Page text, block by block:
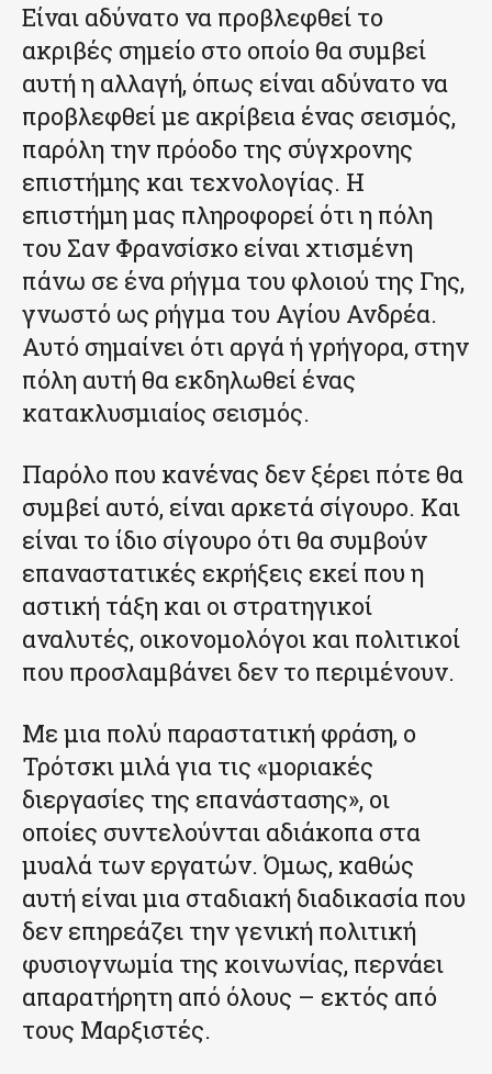
Είναι αδύνατο να προβλεφθεί το
ακριβές σημείο στο οποίο θα συμβεί
αυτή η αλλαγή, όπως είναι αδύνατο να
προβλεφθεί με ακρίβεια ένας σεισμός,
παρόλη την πρόοδο της σύγχρονης
επιστήμης και τεχνολογίας. Η
επιστήμη μας πληροφορεί ότι η πόλη
του Σαν Φρανσίσκο είναι χτισμένη
πάνω σε ένα ρήγμα του φλοιού της Γης,
γνωστό ως ρήγμα του Αγίου Ανδρέα.
Αυτό σημαίνει ότι αργά ή γρήγορα, στην
πόλη αυτή θα εκδηλωθεί ένας
κατακλυσμιαίος σεισμός.
Παρόλο που κανένας δεν ξέρει πότε θα
συμβεί αυτό, είναι αρκετά σίγουρο. Και
είναι το ίδιο σίγουρο ότι θα συμβούν
επαναστατικές εκρήξεις εκεί που η
αστική τάξη και οι στρατηγικοί
αναλυτές, οικονομολόγοι και πολιτικοί
που προσλαμβάνει δεν το περιμένουν.
Με μια πολύ παραστατική φράση, ο
Τρότσκι μιλά για τις «μοριακές
διεργασίες της επανάστασης», οι
οποίες συντελούνται αδιάκοπα στα
μυαλά των εργατών. Όμως, καθώς
αυτή είναι μια σταδιακή διαδικασία που
δεν επηρεάζει την γενική πολιτική
φυσιογνωμία της κοινωνίας, περνάει
απαρατήρητη από όλους – εκτός από
τους Μαρξιστές.